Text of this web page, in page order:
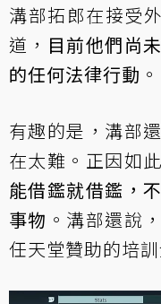
溝部拓郎在接受
道， 目前他們尚
的任何法律行動 。
有趣的是，溝部
在太難。正因如此
能借鑑就借鑑，
事物 。溝部還說
任天堂贊助的培